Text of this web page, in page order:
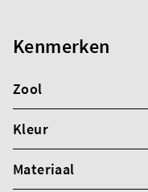
Kenmerken
Zool
Kleur
Materiaal